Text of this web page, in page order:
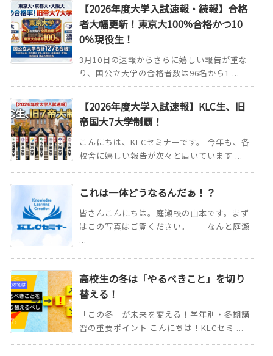
【2026年度大学入試速報・続報】合格
者大幅更新！東京大100%合格かつ10
0％現役生！
3月10日の速報からさらに嬉しい報告が重な
り、国公立大学の合格者数は96名から1 ...
【2026年度大学入試速報】KLC生、旧
帝国大7大学制覇！
こんにちは、KLCセミナーです。 今年も、各
校舎に嬉しい報告が次々と届いています ...
これは一体どうなるんだぁ！？
皆さんこんにちは。庭瀬校の山本です。まず
はこの写真はご覧ください。 なんと庭瀬
...
高校生の冬は「やるべきこと」を切り
替える！
「この冬」が未来を変える！学年別・冬期講
習の重要ポイント こんにちは！KLCセミ ...